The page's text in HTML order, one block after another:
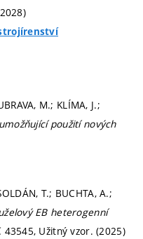
M.; KLÍMA, J.;
použití nových
T.; BUCHTA, A.;
EB heterogenní
43545, Užitný vzor. (2025)